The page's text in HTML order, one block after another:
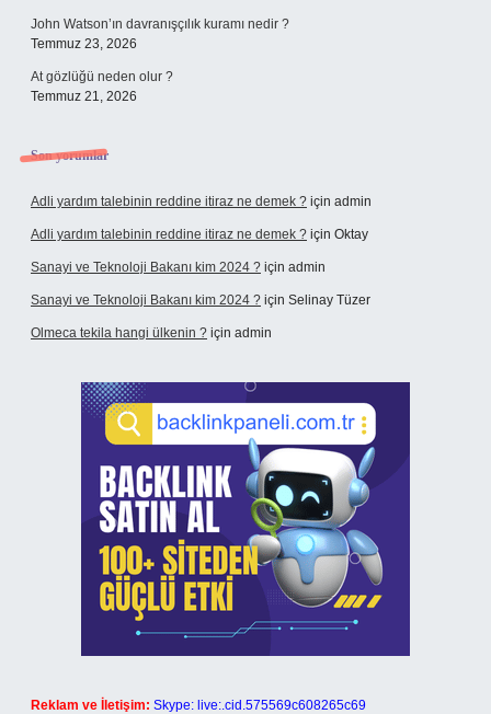
John Watson’ın davranışçılık kuramı nedir ?
Temmuz 23, 2026
At gözlüğü neden olur ?
Temmuz 21, 2026
Son yorumlar
Adli yardım talebinin reddine itiraz ne demek ? için admin
Adli yardım talebinin reddine itiraz ne demek ? için Oktay
Sanayi ve Teknoloji Bakanı kim 2024 ? için admin
Sanayi ve Teknoloji Bakanı kim 2024 ? için Selinay Tüzer
Olmeca tekila hangi ülkenin ? için admin
Reklam ve İletişim: Skype: live:.cid.575569c608265c69